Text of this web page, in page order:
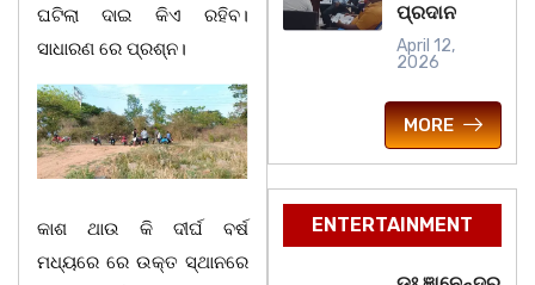
ଘଟିଲା ଦାଇ କିଏ ରହିବ।
ସାଧାରଣ ରେ ପ୍ରଶ୍ନ।
କାଶ ଥାଉ କି ଦୀର୍ଘ ବର୍ଷ
ମଧ୍ୟରେ ରେ ଉକ୍ତ ସ୍ଥାନରେ
ପ୍ରଦାନ
April 12,
2026
MORE
ENTERTAINMENT